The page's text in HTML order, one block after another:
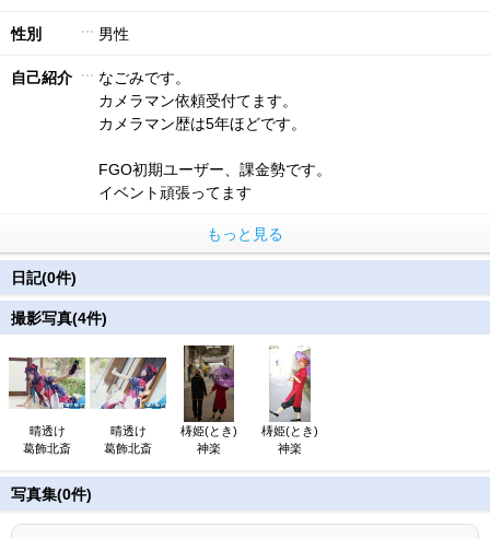
性別 男性
自己紹介
なごみです。
カメラマン依頼受付てます。
カメラマン歴は5年ほどです。
FGO初期ユーザー、課金勢です。
イベント頑張ってます
もっと見る
日記(0件)
撮影写真(4件)
晴透け
葛飾北斎
晴透け
葛飾北斎
梼姫(とき)
神楽
梼姫(とき)
神楽
写真集(0件)